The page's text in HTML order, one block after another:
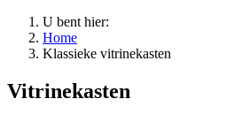
U bent hier:
Home
Klassieke vitrinekasten
Vitrinekasten